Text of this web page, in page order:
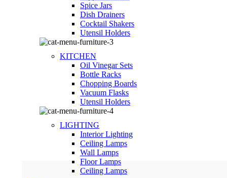
Spice Jars
Dish Drainers
Сocktail Shakers
Utensil Holders
KITCHEN
Oil Vinegar Sets
Bottle Racks
Chopping Boards
Vacuum Flasks
Utensil Holders
LIGHTING
Interior Lighting
Ceiling Lamps
Wall Lamps
Floor Lamps
Ceiling Lamps